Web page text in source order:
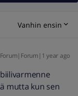
Vanhin ensin
Forum|Forum|1 year ago
mutta kun sen